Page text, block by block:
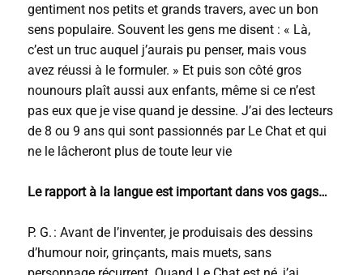
gentiment nos petits et grands travers, avec un bon
sens populaire. Souvent les gens me disent : « Là,
c’est un truc auquel j’aurais pu penser, mais vous
avez réussi à le formuler. » Et puis son côté gros
nounours plaît aussi aux enfants, même si ce n’est
pas eux que je vise quand je dessine. J’ai des lecteurs
de 8 ou 9 ans qui sont passionnés par Le Chat et qui
ne le lâcheront plus de toute leur vie
Le rapport à la langue est important dans vos gags…
P. G. : Avant de l’inventer, je produisais des dessins
d’humour noir, grinçants, mais muets, sans